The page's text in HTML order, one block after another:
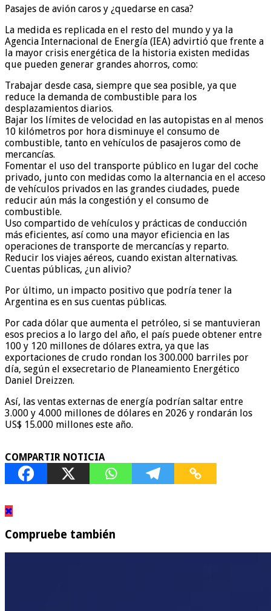
Pasajes de avión caros y ¿quedarse en casa?
La medida es replicada en el resto del mundo y ya la
Agencia Internacional de Energía (IEA) advirtió que frente a
la mayor crisis energética de la historia existen medidas
que pueden generar grandes ahorros, como:
Trabajar desde casa, siempre que sea posible, ya que
reduce la demanda de combustible para los
desplazamientos diarios.
Bajar los límites de velocidad en las autopistas en al menos
10 kilómetros por hora disminuye el consumo de
combustible, tanto en vehículos de pasajeros como de
mercancías.
Fomentar el uso del transporte público en lugar del coche
privado, junto con medidas como la alternancia en el acceso
de vehículos privados en las grandes ciudades, puede
reducir aún más la congestión y el consumo de
combustible.
Uso compartido de vehículos y prácticas de conducción
más eficientes, así como una mayor eficiencia en las
operaciones de transporte de mercancías y reparto.
Reducir los viajes aéreos, cuando existan alternativas.
Cuentas públicas, ¿un alivio?
Por último, un impacto positivo que podría tener la
Argentina es en sus cuentas públicas.
Por cada dólar que aumenta el petróleo, si se mantuvieran
esos precios a lo largo del año, el país puede obtener entre
100 y 120 millones de dólares extra, ya que las
exportaciones de crudo rondan los 300.000 barriles por
día, según el exsecretario de Planeamiento Energético
Daniel Dreizzen.
Así, las ventas externas de energía podrían saltar entre
3.000 y 4.000 millones de dólares en 2026 y rondarán los
US$ 15.000 millones este año.
COMPARTIR NOTICIA
Compruebe también